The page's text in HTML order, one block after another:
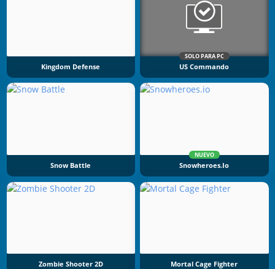
Kingdom Defense
SOLO PARA PC
US Commando
Snow Battle
NUEVO
Snowheroes.io
Zombie Shooter 2D Mortal Cage Fighter